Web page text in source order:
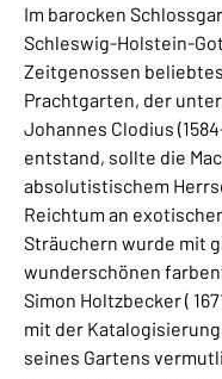
Im barocken
Schleswig-Holstein-
Zeitgenossen
Prachtgarten, der
Johannes Clodius
entstand, sollte die
absolutistischem
Reichtum an
Sträuchern wurde mit
wunderschönen
Simon Holtzbecker (
mit der
seines Gartens